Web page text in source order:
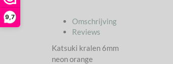
9,7
Omschrijving
Reviews
Katsuki kralen 6mm
neon orange